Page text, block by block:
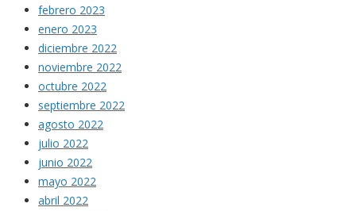
febrero 2023
enero 2023
diciembre 2022
noviembre 2022
octubre 2022
septiembre 2022
agosto 2022
julio 2022
junio 2022
mayo 2022
abril 2022